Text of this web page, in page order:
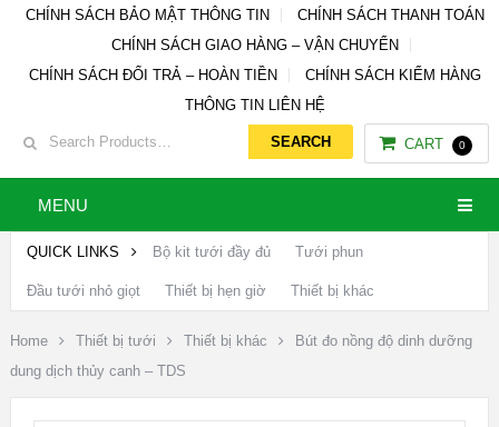
CHÍNH SÁCH BẢO MẬT THÔNG TIN
CHÍNH SÁCH THANH TOÁN
CHÍNH SÁCH GIAO HÀNG – VẬN CHUYỂN
CHÍNH SÁCH ĐỔI TRẢ – HOÀN TIỀN
CHÍNH SÁCH KIỂM HÀNG
THÔNG TIN LIÊN HỆ
CART 0
MENU
QUICK LINKS Bộ kit tưới đầy đủ Tưới phun
Đầu tưới nhỏ giọt Thiết bị hẹn giờ Thiết bị khác
Home Thiết bị tưới Thiết bị khác
Bút đo nồng độ dinh dưỡng
dung dịch thủy canh – TDS